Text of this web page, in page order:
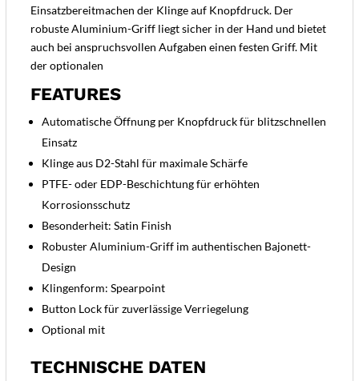
Einsatzbereitmachen der Klinge auf Knopfdruck. Der
robuste Aluminium-Griff liegt sicher in der Hand und bietet
auch bei anspruchsvollen Aufgaben einen festen Griff. Mit
der optionalen
FEATURES
Automatische Öffnung per Knopfdruck für blitzschnellen
Einsatz
Klinge aus D2-Stahl für maximale Schärfe
PTFE- oder EDP-Beschichtung für erhöhten
Korrosionsschutz
Besonderheit: Satin Finish
Robuster Aluminium-Griff im authentischen Bajonett-
Design
Klingenform: Spearpoint
Button Lock für zuverlässige Verriegelung
Optional mit
TECHNISCHE DATEN